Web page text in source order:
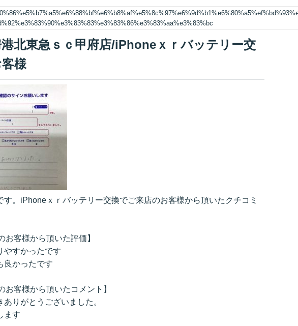
北東急ｓｃ甲府店/iPhoneｘｒバッテリー交
様
す。iPhoneｘｒバッテリー交換でご来店のお客様から頂いたクチコミ
お客様から頂いた評価】
やすかったです
良かったです
お客様から頂いたコメント】
りがとうございました。
ます